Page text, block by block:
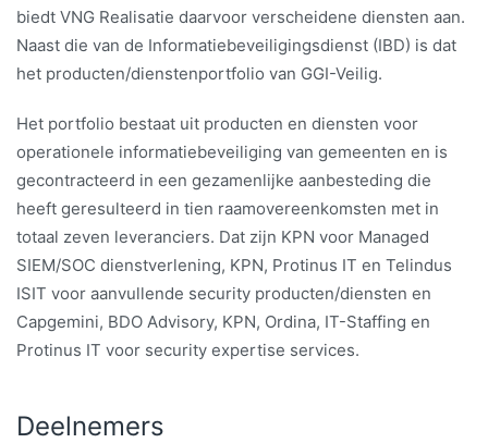
biedt VNG Realisatie daarvoor verscheidene diensten aan.
Naast die van de Informatiebeveiligingsdienst (IBD) is dat
het producten/dienstenportfolio van GGI-Veilig.
Het portfolio bestaat uit producten en diensten voor
operationele informatiebeveiliging van gemeenten en is
gecontracteerd in een gezamenlijke aanbesteding die
heeft geresulteerd in tien raamovereenkomsten met in
totaal zeven leveranciers. Dat zijn KPN voor Managed
SIEM/SOC dienstverlening, KPN, Protinus IT en Telindus
ISIT voor aanvullende security producten/diensten en
Capgemini, BDO Advisory, KPN, Ordina, IT-Staffing en
Protinus IT voor security expertise services.
Deelnemers